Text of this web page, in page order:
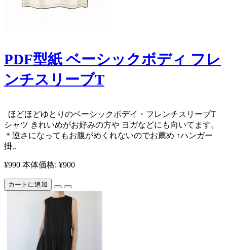
PDF型紙 ベーシックボディ フレ
ンチスリーブT
ほどほどゆとりのベーシックボデイ・フレンチスリーブT
シャツ きれいめがお好みの方や ヨガなどにも向いてます。
＊逆さになってもお腹がめくれないのでお薦め ↑ハンガー
掛..
¥990 本体価格: ¥900
カートに追加